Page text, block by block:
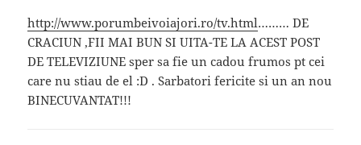
http://www.porumbeivoiajori.ro/tv.html……… DE
CRACIUN ,FII MAI BUN SI UITA-TE LA ACEST POST
DE TELEVIZIUNE sper sa fie un cadou frumos pt cei
care nu stiau de el :D . Sarbatori fericite si un an nou
BINECUVANTAT!!!